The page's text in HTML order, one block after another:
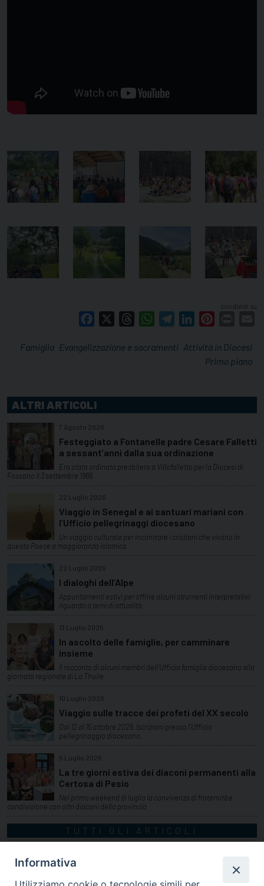
condividi su
Facebook ThreadsWhatsAppTelegramLinkedIn
Attività in Diocesi
Evangelizzazione e sacramenti
Famiglia
Primo piano
ALTRI ARTICOLI
7 Agosto 2026
Festeggiato a Fontanelle padre Cesare Falletti
a sessant’anni dalla sua ordinazione
Era stato ordinato presbitero a Villafalletto per la Diocesi di
Fossano il 3 settembre 1966
22 Luglio 2026
Viaggio in Senegal e ai santuari mariani con
l’Ufficio pellegrinaggi diocesano
Un viaggio culturale per incontrare i cristiani che vivono in
questo Paese a maggioranza islamica
22 Luglio 2026
I dialoghi dell’Alpe
Appuntamenti estivi per offrire alcuni strumenti interpretativi
riguardo a temi di attualità
13 Luglio 2026
In ascolto delle famiglie, per camminare
insieme
Il racconto di alcuni membri dell'Ufficio famiglia diocesano alla
giornata regionale di La Thuile
10 Luglio 2026
Viaggio sulle tracce dei profeti del XX secolo
Dal 12 al 15 ottobre 2026. Iscrizioni presso l'Ufficio
pellegrinaggio diocesano.
6 Luglio 2026
La tre giorni estiva dei diaconi permanenti alla
Certosa di Pesio
Nel primo weekend di luglio la convivenza di fraternità e
condivisione con altri diaconi della provincia
TUTTI GLI ARTICOLI
Informativa